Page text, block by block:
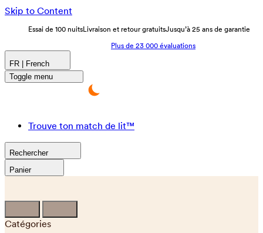
Skip to Content
Essai de 100 nuitsLivraison et retour gratuitsJusqu’à 25 ans de garantie
Plus de 23 000 évaluations
FR | French
Toggle menu
Trouve ton match de lit™
Rechercher
Panier
Catégories